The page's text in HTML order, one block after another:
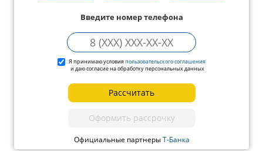
Введите номер телефона
Я принимаю условияпользовательского соглашения
и даю согласие на обработку персональных данных
Рассчитать
Оформить рассрочку
Официальные партнерыТ-Банка